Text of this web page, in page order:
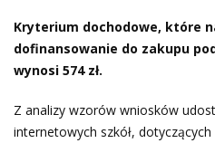
Kryterium dochodowe, które
dofinansowanie do zakupu
wynosi 574 zł.
Z analizy wzorów wniosków
internetowych szkół,